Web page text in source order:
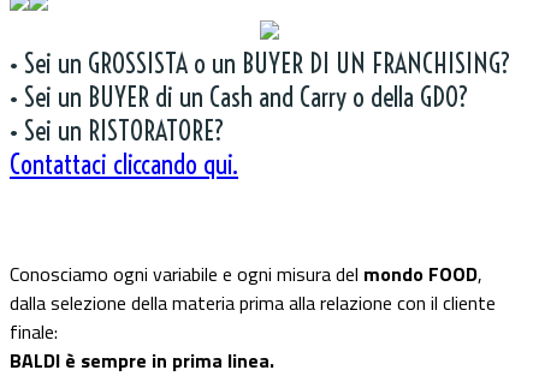
• Sei un GROSSISTA o un BUYER DI UN FRANCHISING?
• Sei un BUYER di un Cash and Carry o della GDO?
• Sei un RISTORATORE?
Contattaci cliccando qui.
Conosciamo ogni variabile e ogni misura del mondo FOOD,
dalla selezione della materia prima alla relazione con il cliente
finale:
BALDI è sempre in prima linea.